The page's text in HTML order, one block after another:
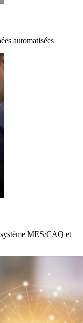
automatisées
MES/CAQ et